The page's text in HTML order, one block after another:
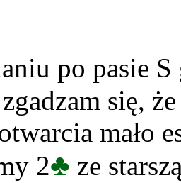
po pasie
się,
mało
2♣ ze